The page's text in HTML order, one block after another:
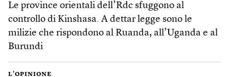
Le province orientali dell’Rdc sfuggono al
controllo di Kinshasa. A dettar legge sono le
milizie che rispondono al Ruanda, all’Uganda e al
Burundi
L’OPINIONE